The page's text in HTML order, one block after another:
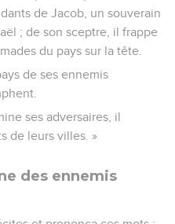
de Jacob, un souverain
; de son sceptre, il frappe
du pays sur la tête.
de ses ennemis
ses adversaires, il
de leurs villes. »
des ennemis